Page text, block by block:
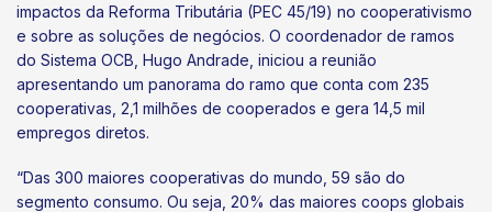
impactos da Reforma Tributária (PEC 45/19) no cooperativismo
e sobre as soluções de negócios. O coordenador de ramos
do Sistema OCB, Hugo Andrade, iniciou a reunião
apresentando um panorama do ramo que conta com 235
cooperativas, 2,1 milhões de cooperados e gera 14,5 mil
empregos diretos.
“Das 300 maiores cooperativas do mundo, 59 são do
segmento consumo. Ou seja, 20% das maiores coops globais